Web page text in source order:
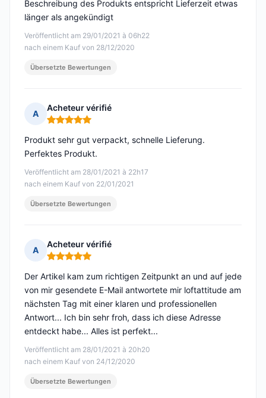
Veröffentlicht am 29/01/2021 à 06h22
nach einem Kauf von 28/12/2020
Beschreibung des Produkts entspricht Lieferzeit etwas
länger als angekündigt
Übersetzte Bewertungen
A
Acheteur vérifié
Hinweis: 5 von 5
Veröffentlicht am 28/01/2021 à 22h17
nach einem Kauf von 22/01/2021
Produkt sehr gut verpackt, schnelle Lieferung.
Perfektes Produkt.
Übersetzte Bewertungen
A
Acheteur vérifié
Hinweis: 5 von 5
Veröffentlicht am 28/01/2021 à 20h20
nach einem Kauf von 24/12/2020
Der Artikel kam zum richtigen Zeitpunkt an und auf jede
von mir gesendete E-Mail antwortete mir loftattitude am
nächsten Tag mit einer klaren und professionellen
Antwort... Ich bin sehr froh, dass ich diese Adresse
entdeckt habe... Alles ist perfekt...
Übersetzte Bewertungen